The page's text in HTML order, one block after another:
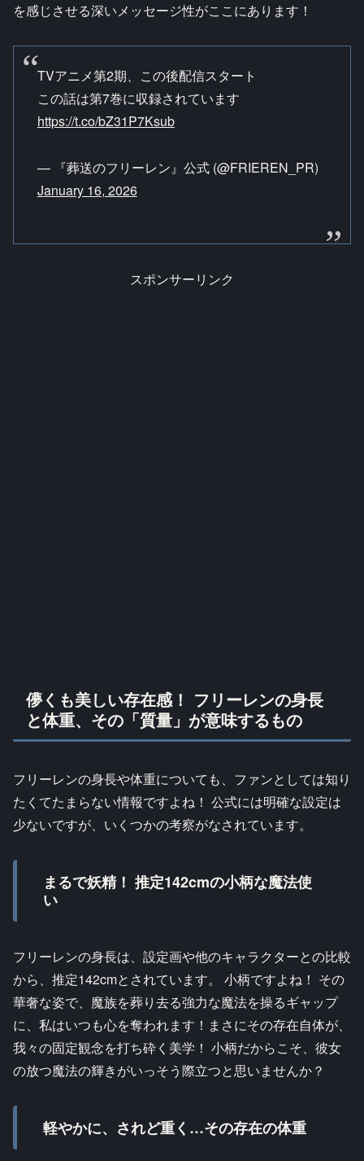
を感じさせる深いメッセージ性がここにあります！
TVアニメ第2期、この後配信スタート
この話は第7巻に収録されています
https://t.co/bZ31P7Ksub
— 『葬送のフリーレン』公式 (@FRIEREN_PR)
January 16, 2026
スポンサーリンク
儚くも美しい存在感！ フリーレンの身長
と体重、その「質量」が意味するもの
フリーレンの身長や体重についても、ファンとしては知り
たくてたまらない情報ですよね！ 公式には明確な設定は
少ないですが、いくつかの考察がなされています。
まるで妖精！ 推定142cmの小柄な魔法使
い
フリーレンの身長は、設定画や他のキャラクターとの比較
から、推定142cmとされています。 小柄ですよね！ その
華奢な姿で、魔族を葬り去る強力な魔法を操るギャップ
に、私はいつも心を奪われます！まさにその存在自体が、
我々の固定観念を打ち砕く美学！ 小柄だからこそ、彼女
の放つ魔法の輝きがいっそう際立つと思いませんか？
軽やかに、されど重く…その存在の体重